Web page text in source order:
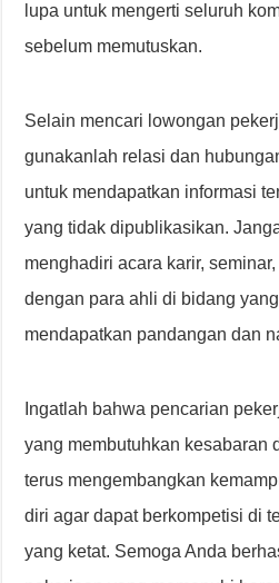
lupa untuk mengerti seluruh
sebelum memutuskan.
Selain mencari lowongan
gunakanlah relasi dan
untuk mendapatkan informasi
yang tidak dipublikasikan.
menghadiri acara karir,
dengan para ahli di bidang
mendapatkan pandangan dan
Ingatlah bahwa pencarian
yang membutuhkan kesabaran
terus mengembangkan
diri agar dapat berkompetisi di
yang ketat. Semoga Anda